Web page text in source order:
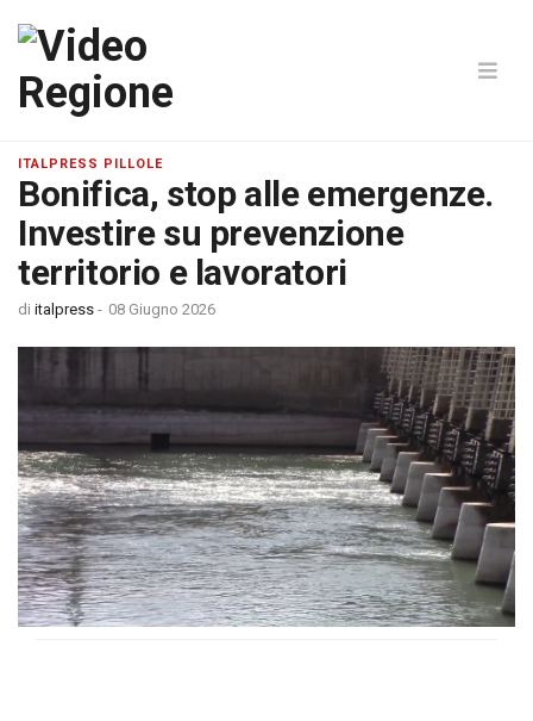
ITALPRESS PILLOLE
Bonifica, stop alle emergenze.
Investire su prevenzione
territorio e lavoratori
di italpress - 08 Giugno 2026